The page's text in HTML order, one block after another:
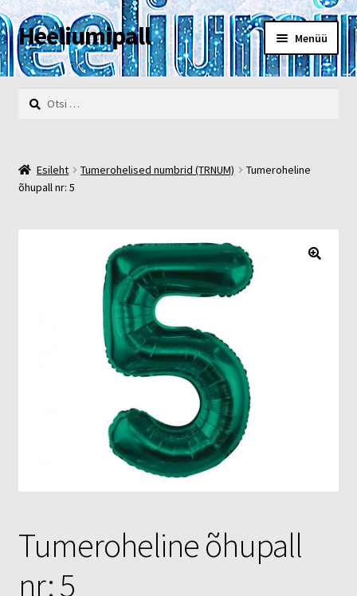
Liigu
navigeerimisele
Liigu
sisu
juurde
Heeliumipall Menüü
Esileht
Kontakt
Müügi- ja privaatsustingimused
Otsi:
Esileht Tumerohelised numbrid (TRNUM)
Tumeroheline
õhupall nr: 5
Tumeroheline õhupall
nr: 5